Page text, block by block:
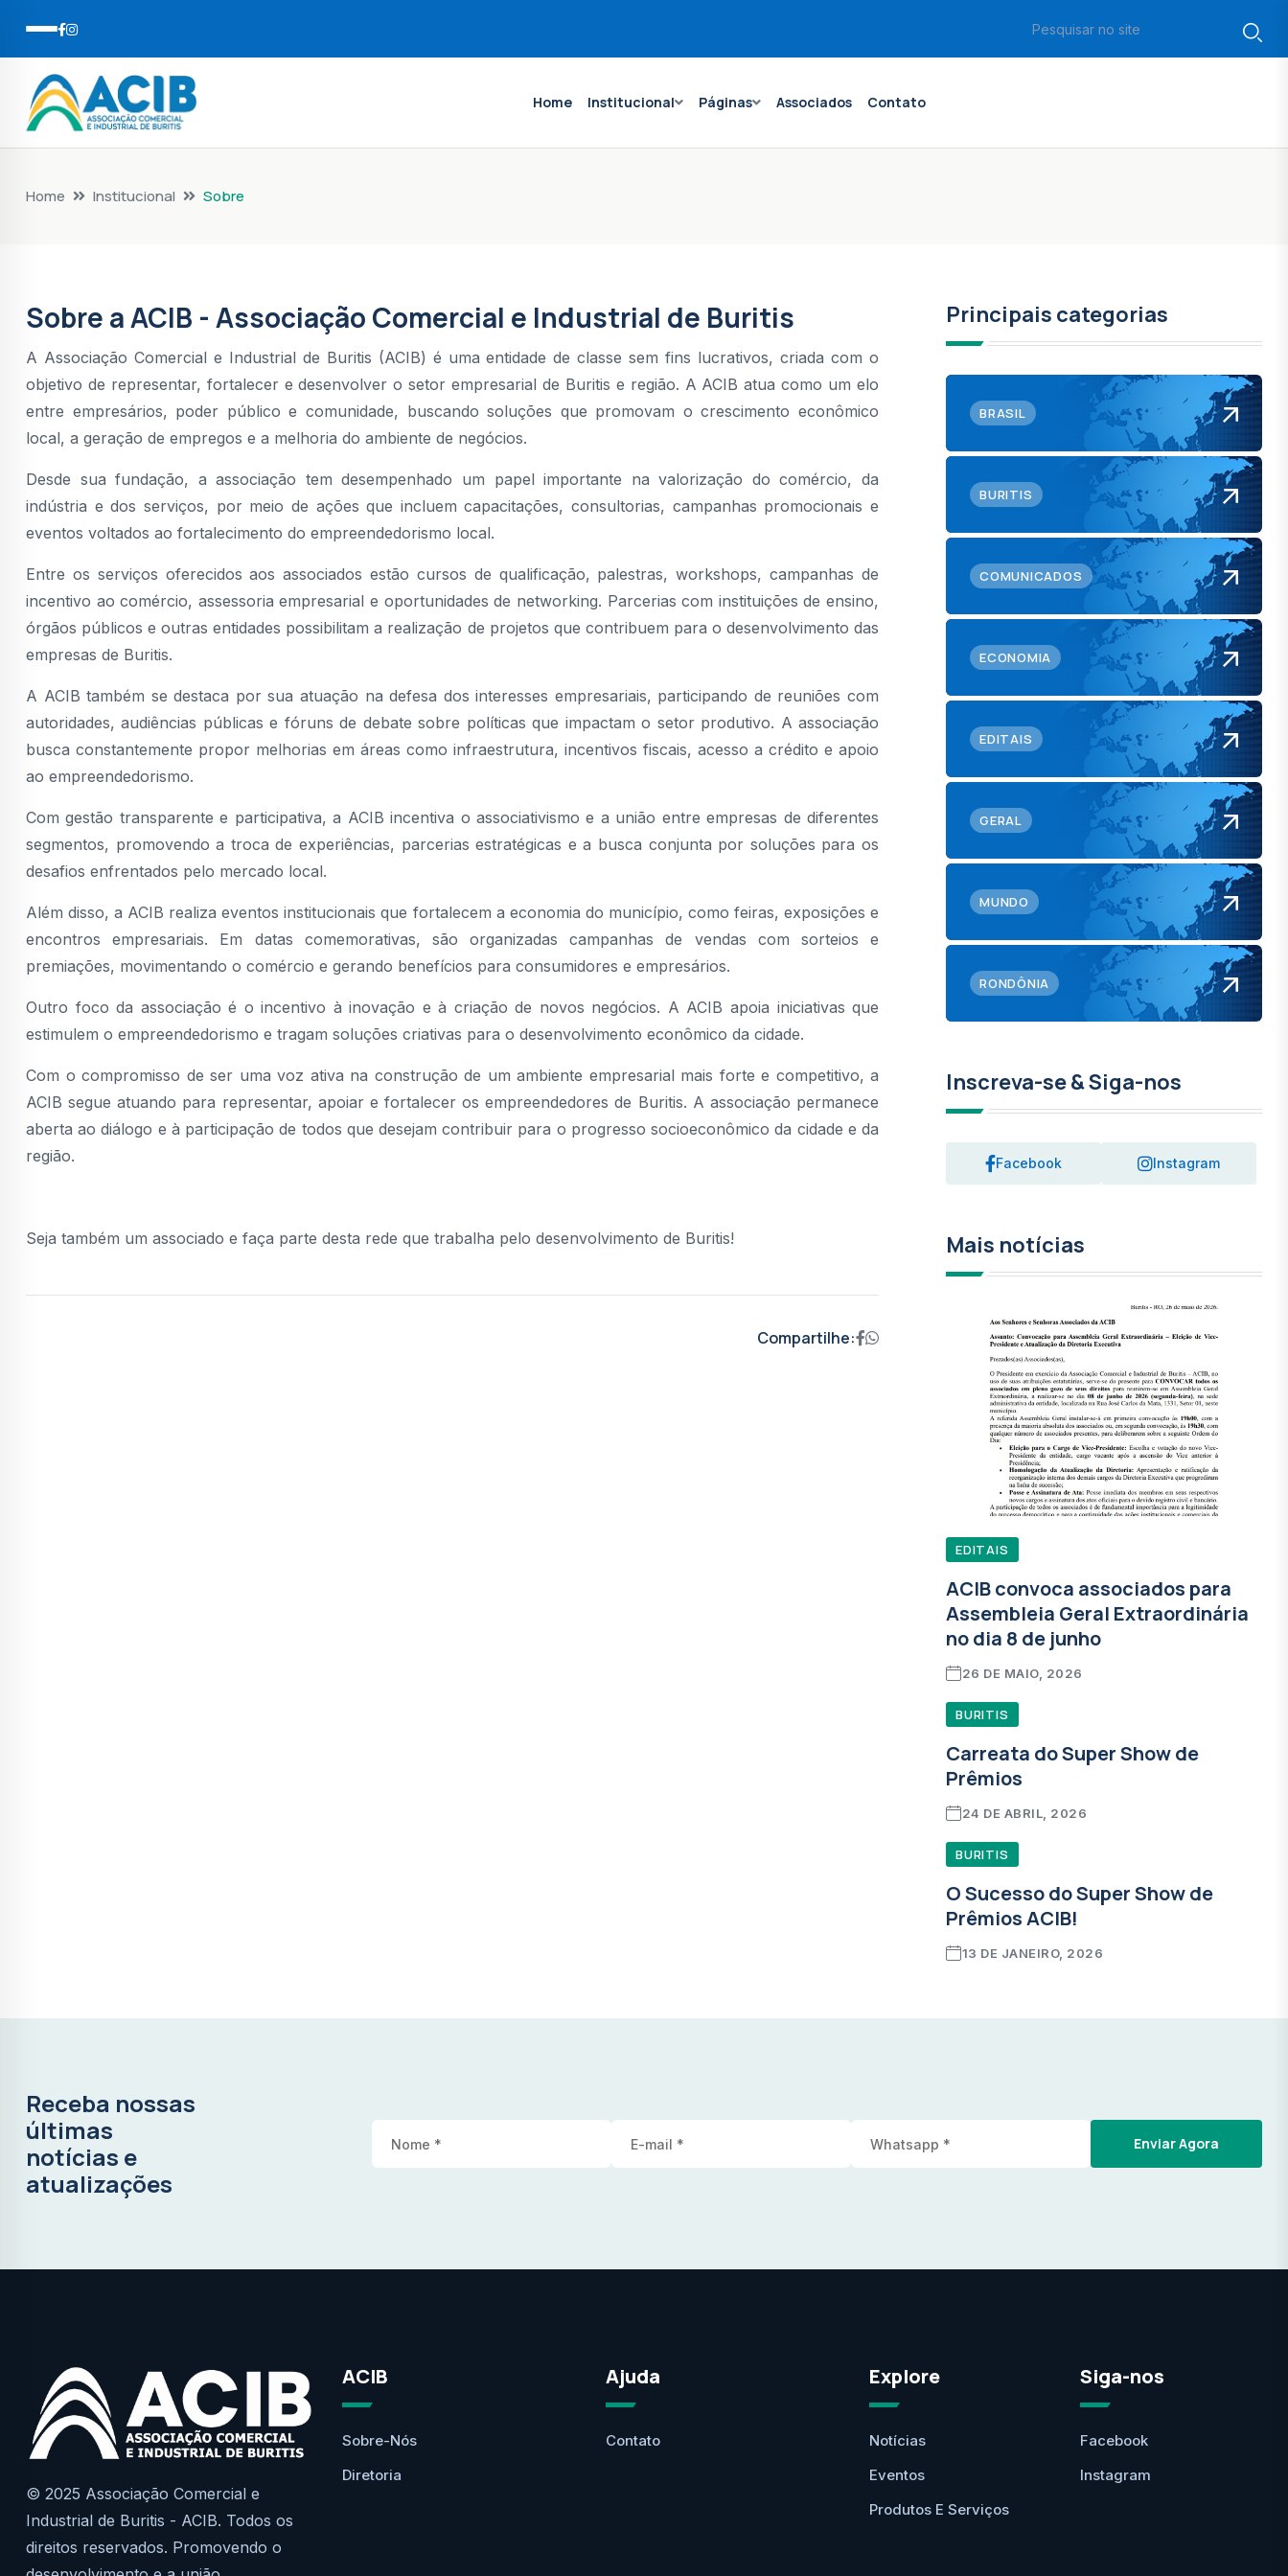
Home Institucional Páginas Associados Contato
Home Institucional Sobre
Sobre a ACIB - Associação Comercial e Industrial de Buritis
A Associação Comercial e Industrial de Buritis (ACIB) é uma entidade de classe sem fins lucrativos, criada com o
objetivo de representar, fortalecer e desenvolver o setor empresarial de Buritis e região. A ACIB atua como um elo
entre empresários, poder público e comunidade, buscando soluções que promovam o crescimento econômico
local, a geração de empregos e a melhoria do ambiente de negócios.
Desde sua fundação, a associação tem desempenhado um papel importante na valorização do comércio, da
indústria e dos serviços, por meio de ações que incluem capacitações, consultorias, campanhas promocionais e
eventos voltados ao fortalecimento do empreendedorismo local.
Entre os serviços oferecidos aos associados estão cursos de qualificação, palestras, workshops, campanhas de
incentivo ao comércio, assessoria empresarial e oportunidades de networking. Parcerias com instituições de ensino,
órgãos públicos e outras entidades possibilitam a realização de projetos que contribuem para o desenvolvimento das
empresas de Buritis.
A ACIB também se destaca por sua atuação na defesa dos interesses empresariais, participando de reuniões com
autoridades, audiências públicas e fóruns de debate sobre políticas que impactam o setor produtivo. A associação
busca constantemente propor melhorias em áreas como infraestrutura, incentivos fiscais, acesso a crédito e apoio
ao empreendedorismo.
Com gestão transparente e participativa, a ACIB incentiva o associativismo e a união entre empresas de diferentes
segmentos, promovendo a troca de experiências, parcerias estratégicas e a busca conjunta por soluções para os
desafios enfrentados pelo mercado local.
Além disso, a ACIB realiza eventos institucionais que fortalecem a economia do município, como feiras, exposições e
encontros empresariais. Em datas comemorativas, são organizadas campanhas de vendas com sorteios e
premiações, movimentando o comércio e gerando benefícios para consumidores e empresários.
Outro foco da associação é o incentivo à inovação e à criação de novos negócios. A ACIB apoia iniciativas que
estimulem o empreendedorismo e tragam soluções criativas para o desenvolvimento econômico da cidade.
Com o compromisso de ser uma voz ativa na construção de um ambiente empresarial mais forte e competitivo, a
ACIB segue atuando para representar, apoiar e fortalecer os empreendedores de Buritis. A associação permanece
aberta ao diálogo e à participação de todos que desejam contribuir para o progresso socioeconômico da cidade e da
região.
Seja também um associado e faça parte desta rede que trabalha pelo desenvolvimento de Buritis!
Compartilhe:
Principais categorias
BRASIL
BURITIS
COMUNICADOS
ECONOMIA
EDITAIS
GERAL
MUNDO
RONDÔNIA
Inscreva-se & Siga-nos
Facebook Instagram
Mais notícias
EDITAIS
ACIB convoca associados para
Assembleia Geral Extraordinária
no dia 8 de junho
26 DE MAIO, 2026
BURITIS
Carreata do Super Show de
Prêmios
24 DE ABRIL, 2026
BURITIS
O Sucesso do Super Show de
Prêmios ACIB!
13 DE JANEIRO, 2026
Receba nossas
últimas
notícias e
atualizações
Enviar Agora
© 2025 Associação Comercial e
Industrial de Buritis - ACIB. Todos os
direitos reservados. Promovendo o
ACIB
Sobre-Nós
Diretoria
Ajuda
Contato
Explore
Notícias
Eventos
Produtos E Serviços
Siga-nos
Facebook
Instagram